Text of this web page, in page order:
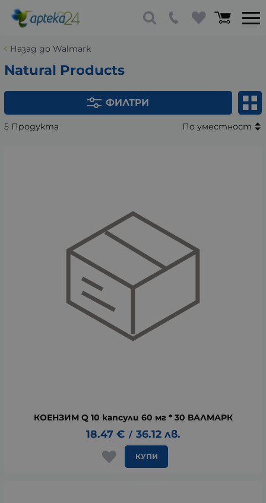
Назад до Walmark
Natural Products
ФИЛТРИ
5 Продукта По уместност
КОЕНЗИМ Q 10 капсули 60 мг * 30 ВАЛМАРК
18.47 € / 36.12 лв.
КУПИ